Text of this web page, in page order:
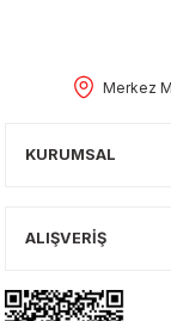
Merkez
KURUMSAL
ALIŞVERİŞ